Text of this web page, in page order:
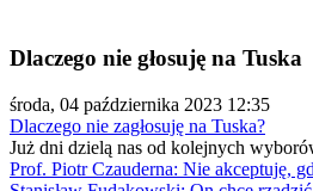
Dlaczego nie głosuję na Tuska
środa, 04 października 2023 12:35
Dlaczego nie zagłosuję na Tuska?
Już dni dzielą nas od kolejnych
Prof. Piotr Czauderna: Nie akceptuję,